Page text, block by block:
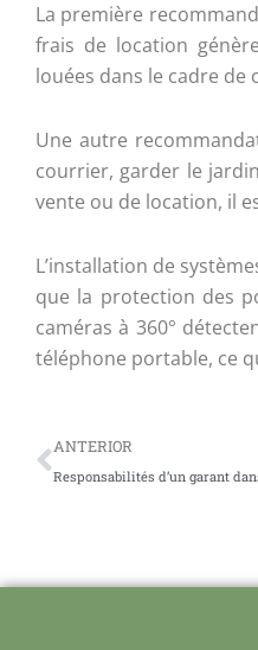
La première
frais de location
louées dans le cadre
Une autre
courrier, garder le
vente ou de location, il
L’installation de
que la protection des
caméras à 360°
téléphone portable, ce
Prev
ANTERIOR